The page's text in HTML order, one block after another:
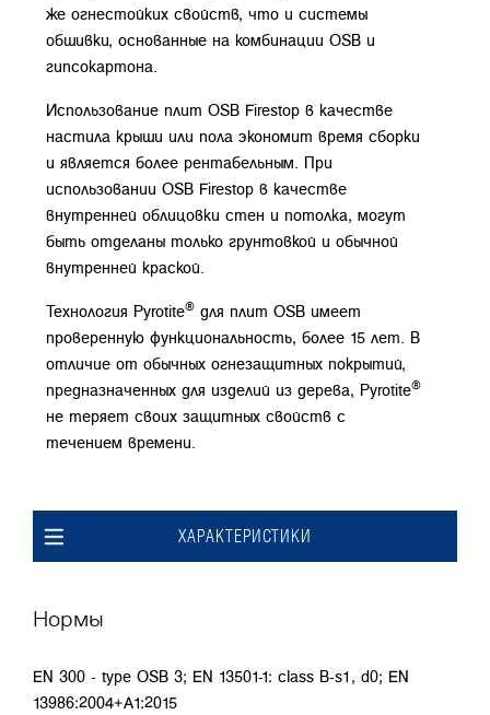
же огнестойких свойств, что и системы
обшивки, основанные на комбинации OSB и
гипсокартона.
Использование плит OSB Firestop в качестве
настила крыши или пола экономит время сборки
и является более рентабельным. При
использовании OSB Firestop в качестве
внутренней облицовки стен и потолка, могут
быть отделаны только грунтовкой и обычной
внутренней краской.
Технология Pyrotite® для плит OSB имеет
проверенную функциональность, более 15 лет. В
отличие от обычных огнезащитных покрытий,
предназначенных для изделий из дерева, Pyrotite®
не теряет своих защитных свойств с
течением времени.
ХАРАКТЕРИСТИКИ
Нормы
EN 300 - type OSB 3; EN 13501-1: class B-s1, d0; EN
13986:2004+A1:2015